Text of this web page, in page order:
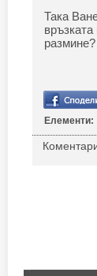
Така
размине?
Елементи: